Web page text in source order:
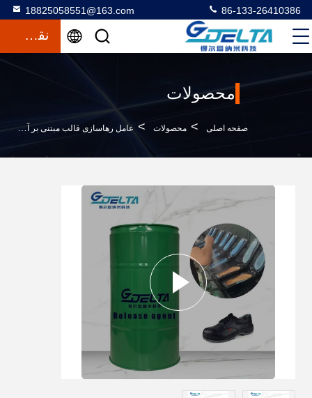
18825058551@163.com 86-133-26410386
نقل قول
محصولات
صفحه اصلی > محصولات > عامل رهاسازی قالب مبتنی بر آب